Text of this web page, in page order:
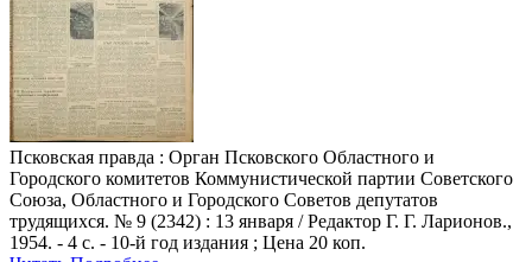
Псковская правда : Орган Псковского Областного и
Городского комитетов Коммунистической партии Советского
Союза, Областного и Городского Советов депутатов
трудящихся. № 9 (2342) : 13 января / Редактор Г. Г. Ларионов.,
1954. - 4 с. - 10-й год издания ; Цена 20 коп.